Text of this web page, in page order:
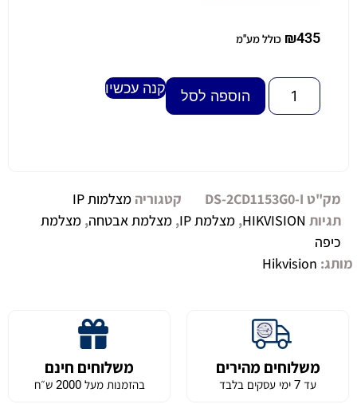
₪435 כולל מע"מ
הוספה לסל קנה עכשיו
מק"ט DS-2CD1153G0-I קטגוריה מצלמות IP
תגיות HIKVISION
, מצלמת IP , מצלמת אבטחה, מצלמת
כיפה
מותג: Hikvision
משלוחים מהירים
עד 7 ימי עסקים בלבד
משלוחים חינם
בהזמנות מעל 2000 ש״ח